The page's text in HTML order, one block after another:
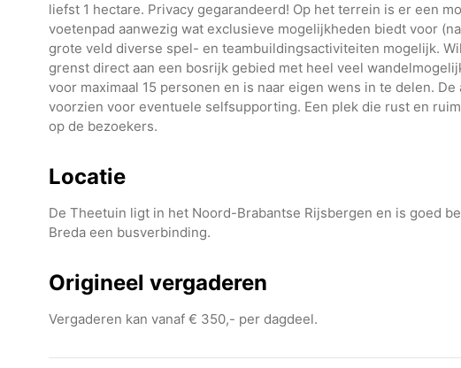
liefst 1 hectare. Privacy gegarandeerd! Op het terrein is er een
voetenpad aanwezig wat exclusieve mogelijkheden biedt voor
grote veld diverse spel- en teambuildingsactiviteiten mogelijk.
grenst direct aan een bosrijk gebied met heel veel
voor maximaal 15 personen en is naar eigen wens in te delen.
voorzien voor eventuele selfsupporting. Een plek die rust en
op de bezoekers.
Locatie
De Theetuin ligt in het Noord-Brabantse Rijsbergen en is goed
Breda een busverbinding.
Origineel vergaderen
Vergaderen kan vanaf € 350,- per dagdeel.